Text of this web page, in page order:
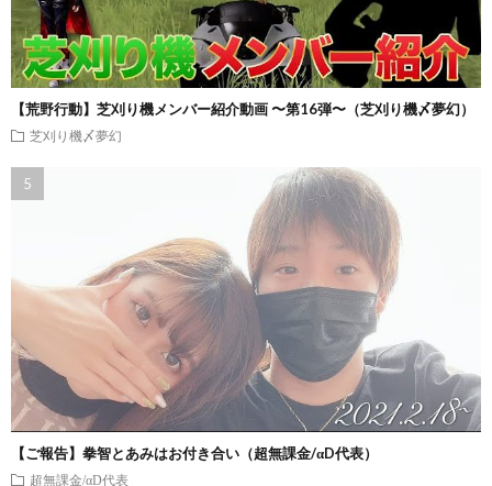
【荒野行動】芝刈り機メンバー紹介動画 〜第16弾〜（芝刈り機〆夢幻）
芝刈り機〆夢幻
【ご報告】拳智とあみはお付き合い（超無課金/αD代表）
超無課金/αD代表